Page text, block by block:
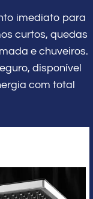
imediato para
curtos, quedas
e chuveiros.
disponível
com total